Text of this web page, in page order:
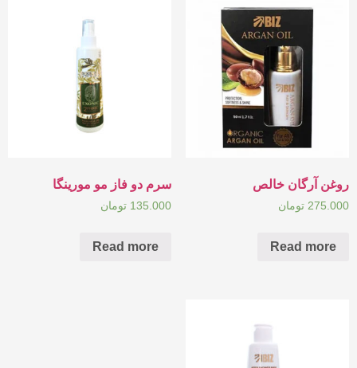
روغن آرگان خالص
275.000 تومان
Read more
سرم دو فاز مو مورینگا
135.000 تومان
Read more